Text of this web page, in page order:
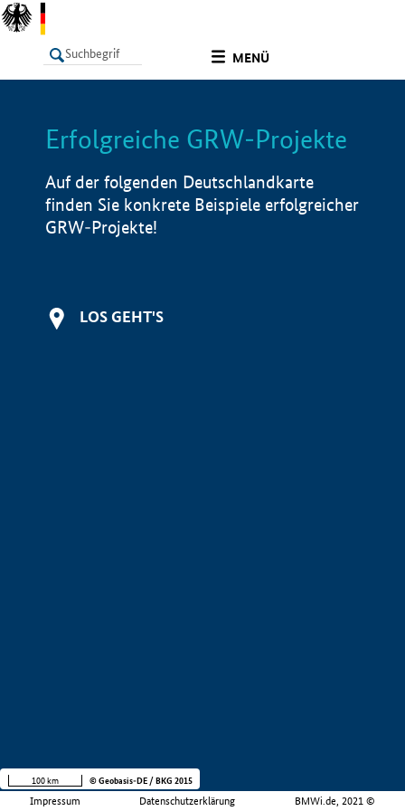
MENÜ
LISTE Info
Erfolgreiche GRW-Projekte
Auf der folgenden Deutschlandkarte
finden Sie konkrete Beispiele erfolgreicher
GRW-Projekte!
LOS GEHT'S
Impressum Datenschutzerklärung BMWi.de, 2021 ©
100 km © Geobasis-DE / BKG 2015